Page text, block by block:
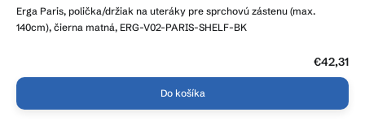
Erga Paris, polička/držiak na uteráky pre sprchovú zástenu (max.
140cm), čierna matná, ERG-V02-PARIS-SHELF-BK
produktu
je
€42,31
Do košíka